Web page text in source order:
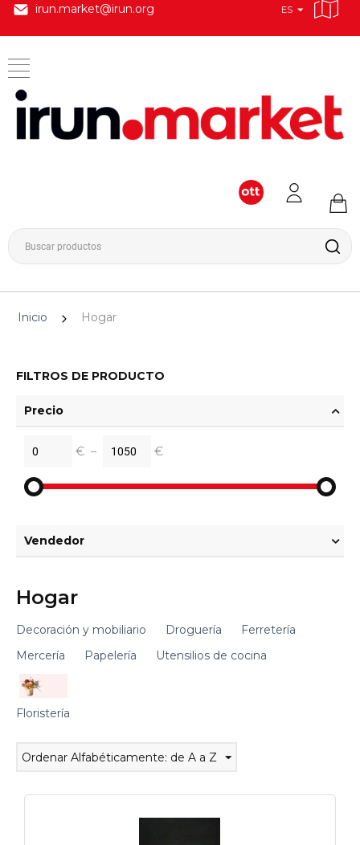
irun.market@irun.org ES
Inicio Hogar
FILTROS DE PRODUCTO
Precio
€ – €
Vendedor
Hogar
Decoración y mobiliario Droguería
Ferretería
Mercería
Papelería Utensilios de cocina
Floristería
Ordenar Alfabéticamente: de A a Z